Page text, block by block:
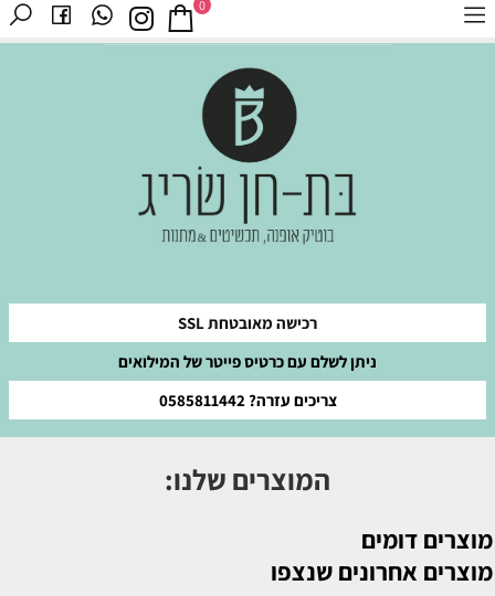
רכישה מאובטחת SSL
ניתן לשלם עם כרטיס פייטר של המילואים
צריכים עזרה? 0585811442
0
המוצרים שלנו:
מוצרים דומים
מוצרים אחרונים שנצפו